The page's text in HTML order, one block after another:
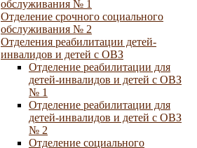
обслуживания № 1
Отделение срочного социального
обслуживания № 2
Отделения реабилитации детей-
инвалидов и детей с ОВЗ
Отделение реабилитации для
детей-инвалидов и детей с ОВЗ
№ 1
Отделение реабилитации для
детей-инвалидов и детей с ОВЗ
№ 2
Отделение социального